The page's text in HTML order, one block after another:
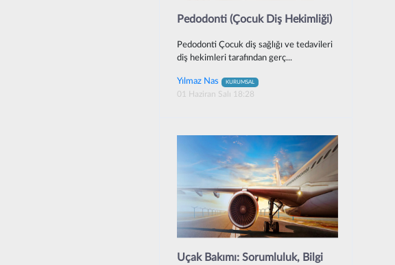
Pedodonti (Çocuk Diş Hekimliği)
Pedodonti Çocuk diş sağlığı ve tedavileri
diş hekimleri tarafından gerç...
Yılmaz Nas KURUMSAL
01 Haziran Salı 18:28
Uçak Bakımı: Sorumluluk, Bilgi